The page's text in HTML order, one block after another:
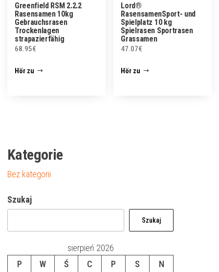
Greenfield RSM 2.2.2
Rasensamen 10kg
Gebrauchsrasen
Trockenlagen
strapazierfähig
68.95€
Hör zu
Lord®
RasensamenSport- und
Spielplatz 10 kg
Spielrasen Sportrasen
Grassamen
47.07€
Hör zu
Kategorie
Bez kategorii
Szukaj
Szukaj
sierpień 2026
P
W Ś C P S N